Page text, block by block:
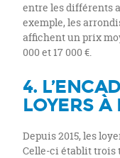
entre les différents
exemple, les
affichent un prix
000 et 17 000 €.
4.
LOYERS À
Depuis 2015, les
Celle-ci établit trois